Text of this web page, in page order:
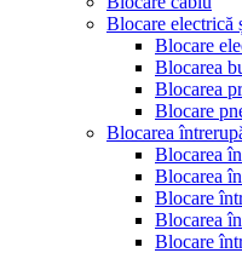
Blocare electrică
Blocare
Blocarea
Blocarea
Blocare
Blocarea
Blocarea
Blocarea
Blocare
Blocarea
Blocare